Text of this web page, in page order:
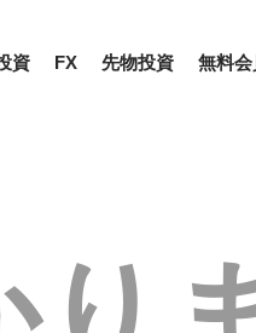
資 FX 先物投資 無料